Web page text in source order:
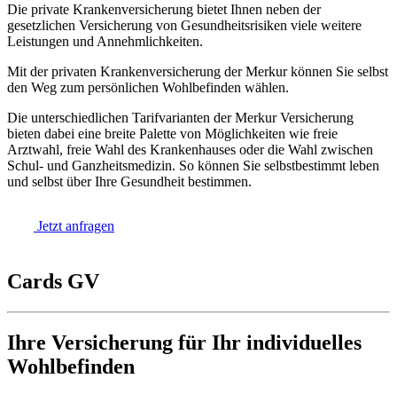
Die private Krankenversicherung bietet Ihnen neben der
gesetzlichen Versicherung von Gesundheitsrisiken viele weitere
Leistungen und Annehmlichkeiten.
Mit der privaten Krankenversicherung der Merkur können Sie selbst
den Weg zum persönlichen Wohlbefinden wählen.
Die unterschiedlichen Tarifvarianten der Merkur Versicherung
bieten dabei eine breite Palette von Möglichkeiten wie freie
Arztwahl, freie Wahl des Krankenhauses oder die Wahl zwischen
Schul- und Ganzheitsmedizin. So können Sie selbstbestimmt leben
und selbst über Ihre Gesundheit bestimmen.
Jetzt anfragen
Cards GV
Ihre Versicherung für Ihr individuelles
Wohlbefinden